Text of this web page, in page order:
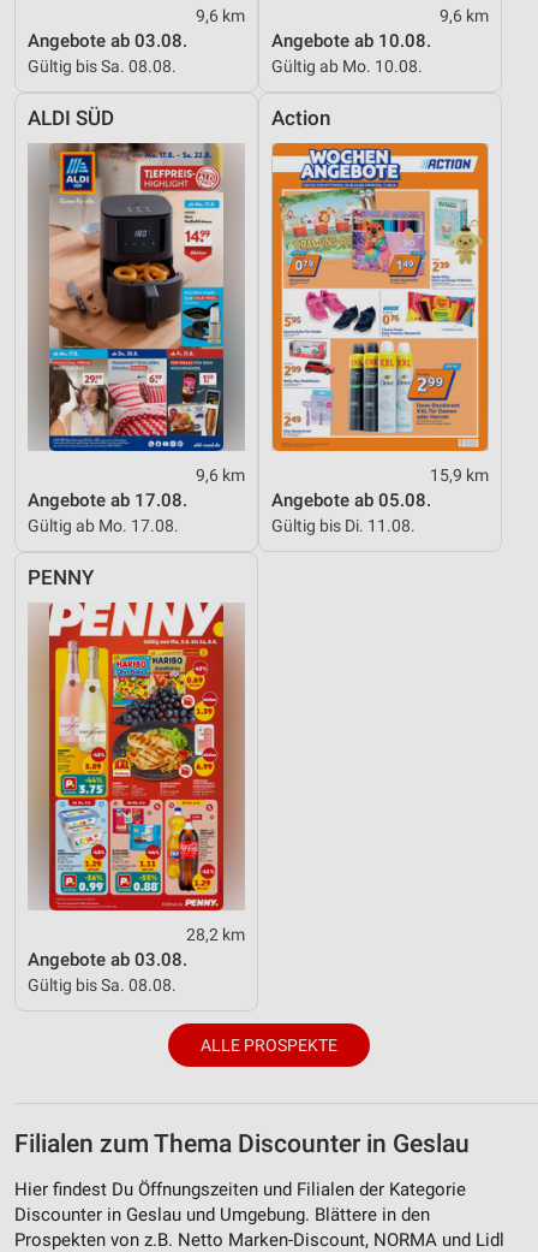
9,6 km
Angebote ab 03.08.
Gültig bis Sa. 08.08.
9,6 km
Angebote ab 10.08.
Gültig ab Mo. 10.08.
ALDI SÜD
9,6 km
Angebote ab 17.08.
Gültig ab Mo. 17.08.
Action
15,9 km
Angebote ab 05.08.
Gültig bis Di. 11.08.
PENNY
28,2 km
Angebote ab 03.08.
Gültig bis Sa. 08.08.
ALLE PROSPEKTE
Filialen zum Thema Discounter in Geslau
Hier findest Du Öffnungszeiten und Filialen der Kategorie
Discounter in Geslau und Umgebung. Blättere in den
Prospekten von z.B. Netto Marken-Discount, NORMA und Lidl